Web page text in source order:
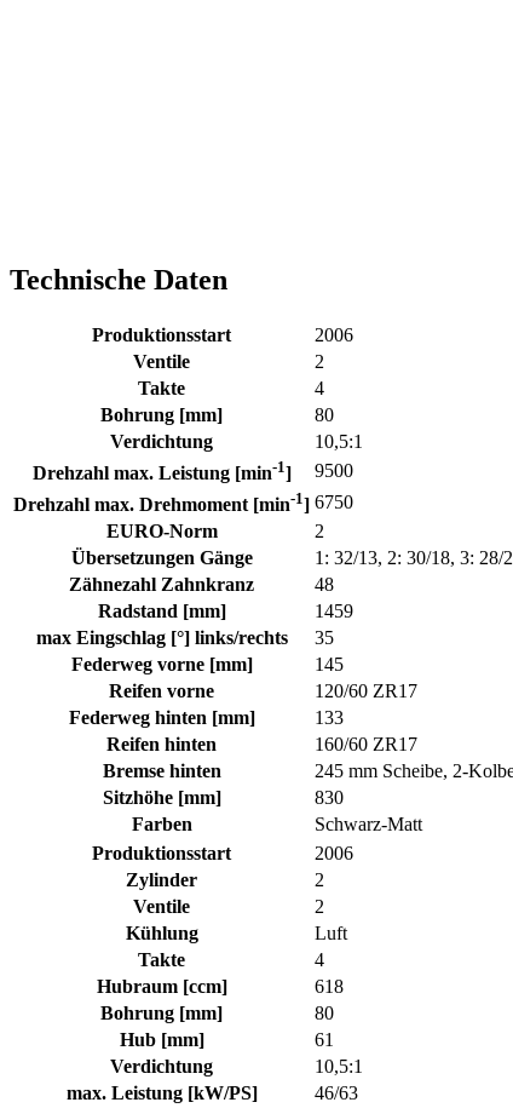
Technische Daten
Produktionsstart 2006
Ventile
2
Takte
4
Bohrung [mm]
80
Verdichtung
10,5:1
Drehzahl max. Leistung [min-1] 9500
Drehzahl max. Drehmoment [min-1] 6750
EURO-Norm
2
Übersetzungen Gänge
1: 32/13, 2: 30/18, 3: 28/
Zähnezahl Zahnkranz
48
Radstand [mm]
1459
max Eingschlag [°] links/rechts
35
Federweg vorne [mm]
145
Reifen vorne
120/60 ZR17
Federweg hinten [mm]
133
Reifen hinten
160/60 ZR17
Bremse hinten
245 mm Scheibe, 2-
Sitzhöhe [mm]
830
Farben
Schwarz-Matt
Produktionsstart
2006
Zylinder
2
Ventile
2
Kühlung
Luft
Takte
4
Hubraum [ccm]
618
Bohrung [mm]
80
Hub [mm]
61
Verdichtung
10,5:1
max. Leistung [kW/PS]
46/63